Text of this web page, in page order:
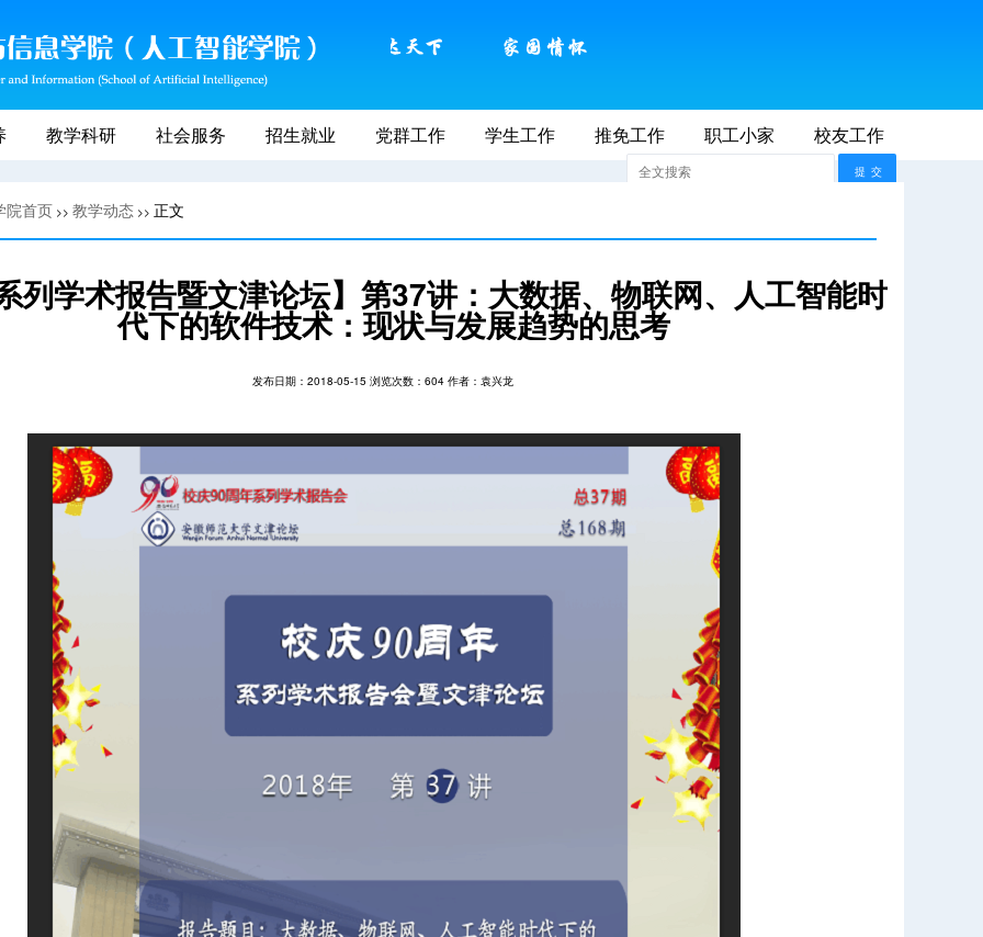
2026年8月8日 AM 11:30:24 联系我们 师大首页
教学科研 社会服务 招生就业 党群工作 学生工作 推免工作 职工小家 校友工作
院首页 >> 教学动态 >> 正文
列学术报告暨文津论坛】第37讲：大数据、物联网、人工智能时
代下的软件技术：现状与发展趋势的思考
发布日期：2018-05-15 浏览次数： 604 作者：袁兴龙